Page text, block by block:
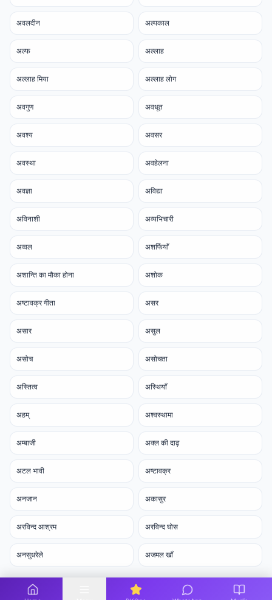
अवलदीन अल्पकाल
अल्फ अल्लाह
अल्लाह मिया अल्लाह लोग
अवगुण अवधूत
अवश्य अवसर
अवस्था अवहेलना
अवज्ञा अविद्या
अविनाशी अव्यभिचारी
अव्वल अशर्फियाँ
अशान्ति का मौका होना अशोक
अष्टावक्र गीता असर
असार असुल
असोच असोचता
अस्तित्व अस्थियाँ
अहम् अश्वस्थामा
अम्बाजी अक्ल की दाढ़
अटल भावी अष्टावक्र
अनजान अकासुर
अरविन्द आश्रम अरविन्द घोस
अनसुधरेले अजमल खाँ